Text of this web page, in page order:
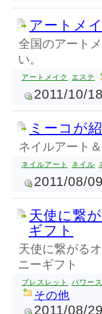
アートメ
全国のアート
い。
アートメイク エステ
2011/10/18
ミーコが
ネイルアート
ネイルアート ネイル
2011/08/09
天使に繋
ギフト
天使に繋がる
ニーギフト
ブレスレット パワー
その他
2011/08/29